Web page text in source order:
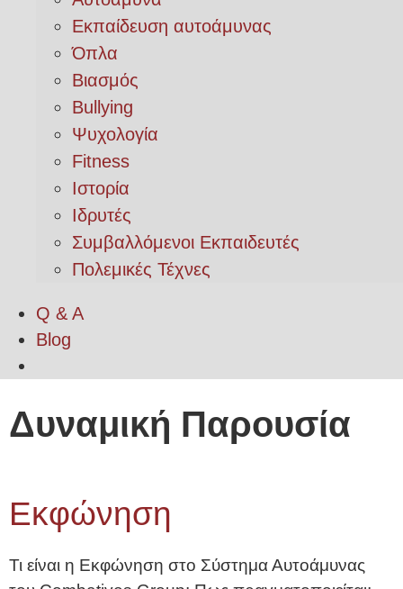
Εκπαίδευση αυτοάμυνας
Όπλα
Βιασμός
Bullying
Ψυχολογία
Fitness
Ιστορία
Ιδρυτές
Συμβαλλόμενοι Εκπαιδευτές
Πολεμικές Τέχνες
Q & A
Blog
Δυναμική Παρουσία
Εκφώνηση
Τι είναι η Εκφώνηση στο Σύστημα Αυτοάμυνας